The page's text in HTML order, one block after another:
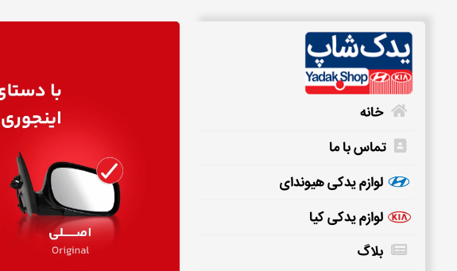
خانه
تماس با ما
لوازم یدکی هیوندای
لوازم یدکی کیا
بلاگ